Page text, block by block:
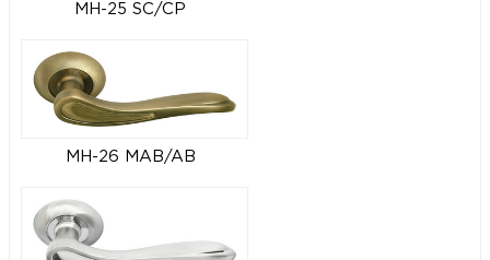
MH-25 SC/CP
MH-26 MAB/AB